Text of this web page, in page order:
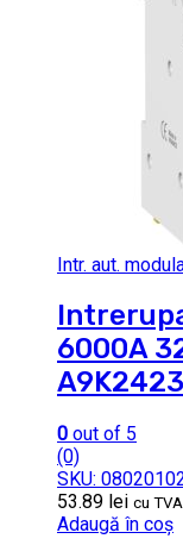
Intr. aut.
6000A
0 out of 5
(0)
SKU:
53.89 lei cu TVA
Adaugă în coș